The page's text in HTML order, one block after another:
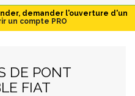
demander l'ouverture d'un
un compte PRO
DE PONT
FIAT